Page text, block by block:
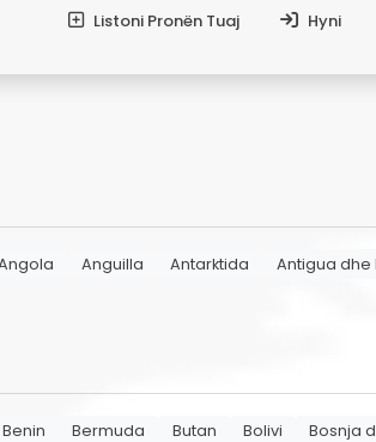
Listoni Pronën Tuaj Hyni
Anguilla Antarktida Antigua dhe
Benin Bermuda Butan Bolivi Bosnja